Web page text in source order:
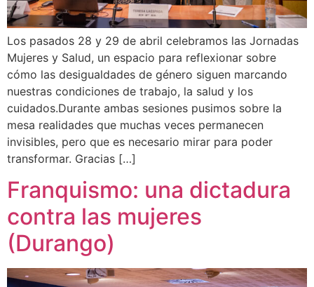
Los pasados 28 y 29 de abril celebramos las Jornadas
Mujeres y Salud, un espacio para reflexionar sobre
cómo las desigualdades de género siguen marcando
nuestras condiciones de trabajo, la salud y los
cuidados.Durante ambas sesiones pusimos sobre la
mesa realidades que muchas veces permanecen
invisibles, pero que es necesario mirar para poder
transformar. Gracias […]
Franquismo: una dictadura
contra las mujeres
(Durango)